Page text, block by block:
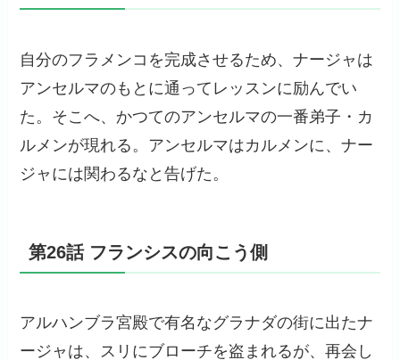
自分のフラメンコを完成させるため、ナージャは
アンセルマのもとに通ってレッスンに励んでい
た。そこへ、かつてのアンセルマの一番弟子・カ
ルメンが現れる。アンセルマはカルメンに、ナー
ジャには関わるなと告げた。
第26話 フランシスの向こう側
アルハンブラ宮殿で有名なグラナダの街に出たナ
ージャは、スリにブローチを盗まれるが、再会し